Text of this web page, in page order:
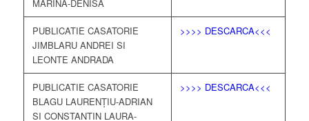
MARINA-DENISA
PUBLICATIE CASATORIE
JIMBLARU ANDREI SI
LEONTE ANDRADA
>>>> DESCARCA<<<
PUBLICATIE CASATORIE
BLAGU LAURENȚIU-ADRIAN
SI CONSTANTIN LAURA-
>>>> DESCARCA<<<